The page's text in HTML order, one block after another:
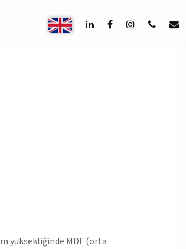
yüksekliğinde MDF (orta